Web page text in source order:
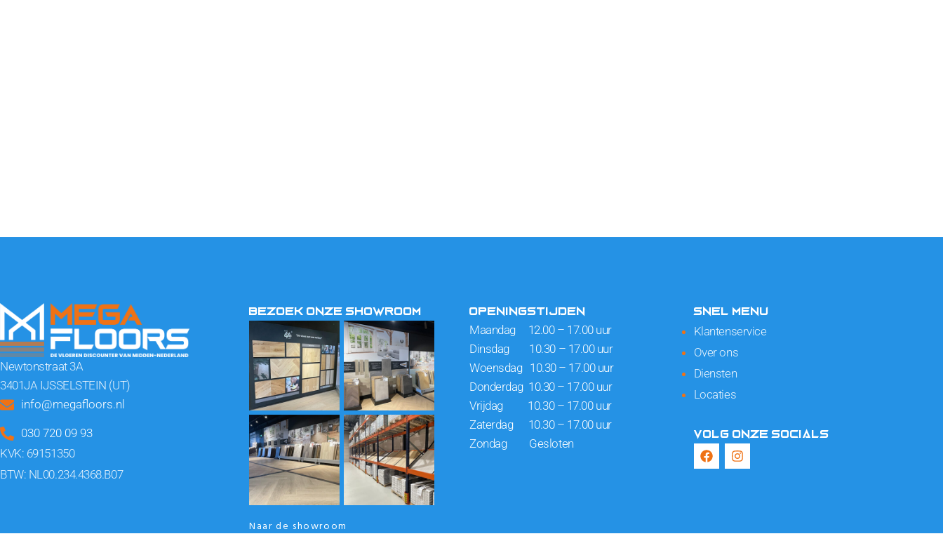
Newtonstraat 3A
3401JA IJSSELSTEIN (UT)
info@megafloors.nl
030 720 09 93
KVK: 69151350
BTW: NL00.234.4368.B07
BEZOEK ONZE SHOWROOM
Naar de showroom
OPENINGSTIJDEN
Maandag 12.00 – 17.00 uur
Dinsdag 10.30 – 17.00 uur
Woensdag 10.30 – 17.00 uur
Donderdag 10.30 – 17.00 uur
Vrijdag 10.30 – 17.00 uur
Zaterdag 10.30 – 17.00 uur
Zondag Gesloten
SNEL MENU
Klantenservice
Over ons
Diensten
Locaties
VOLG ONZE SOCIALS